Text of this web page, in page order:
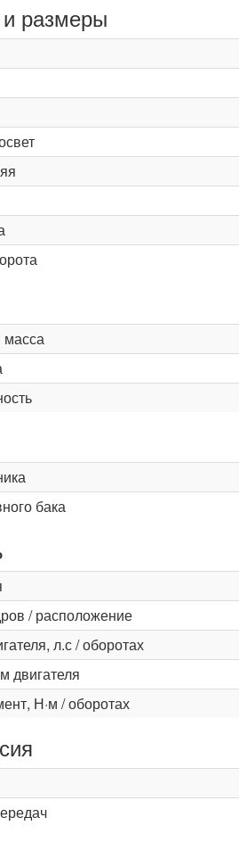
размеры
бака
/ расположение
л.с / оборотах
двигателя
Н·м / оборотах